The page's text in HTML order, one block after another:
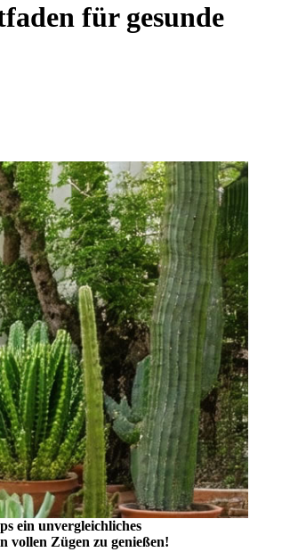
für gesunde
ein unvergleichliches
vollen Zügen zu genießen!